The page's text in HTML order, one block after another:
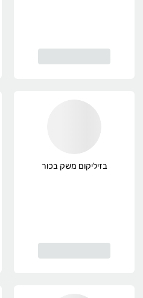
בזיליקום משק בכור